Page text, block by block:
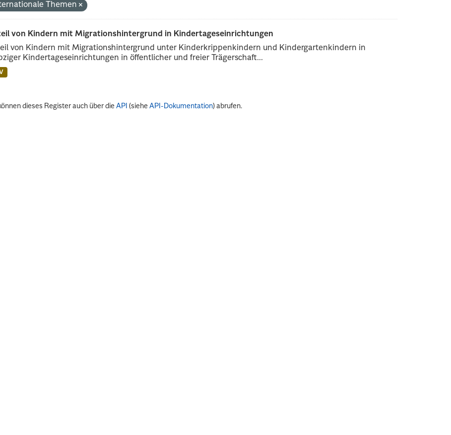
Themen
von Kindern mit Migrationshintergrund in Kindertageseinrichtungen
von Kindern mit Migrationshintergrund unter Kinderkrippenkindern und Kindergartenkindern in
Kindertageseinrichtungen in öffentlicher und freier Trägerschaft...
dieses Register auch über dieAPI (sieheAPI-Dokumentation) abrufen.